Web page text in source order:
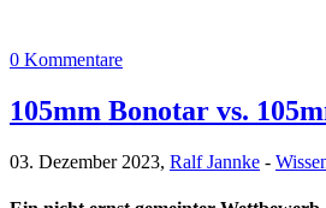
0 Kommentare
105mm Bonotar vs.
03. Dezember 2023, Ralf Jannke -